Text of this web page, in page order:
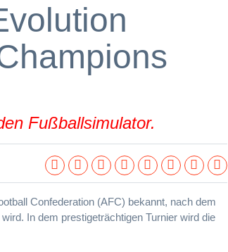
Fußballsimulator.
Confederation (AFC) bekannt, nach dem
In dem prestigeträchtigen Turnier wird die